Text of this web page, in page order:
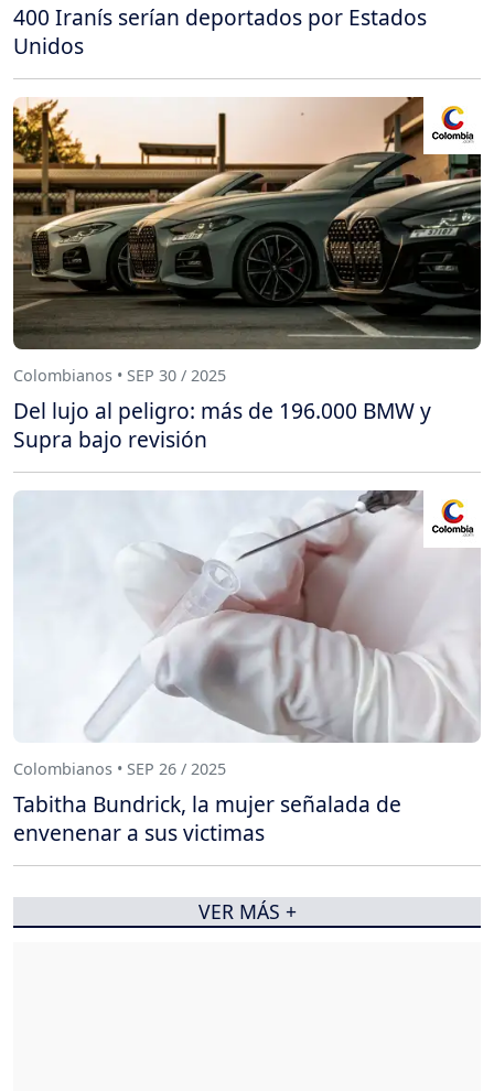
400 Iranís serían deportados por Estados
Unidos
Colombianos • SEP 30 / 2025
Del lujo al peligro: más de 196.000 BMW y
Supra bajo revisión
Colombianos • SEP 26 / 2025
Tabitha Bundrick, la mujer señalada de
envenenar a sus victimas
VER MÁS +